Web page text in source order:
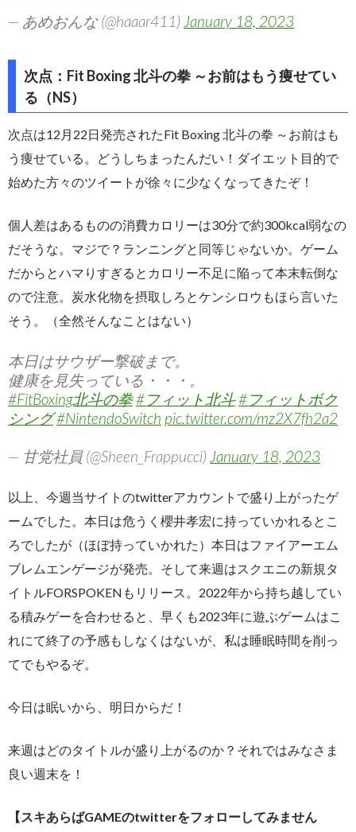
— あめおんな (@haaar411) January 18, 2023
次点：Fit Boxing 北斗の拳 ～お前はもう痩せてい
る（NS）
次点は12月22日発売されたFit Boxing 北斗の拳 ～お前はも
う痩せている。どうしちまったんだい！ダイエット目的で
始めた方々のツイートが徐々に少なくなってきたぞ！
個人差はあるものの消費カロリーは30分で約300kcal弱なの
だそうな。マジで？ランニングと同等じゃないか。ゲーム
だからとハマりすぎるとカロリー不足に陥って本末転倒な
ので注意。炭水化物を摂取しろとケンシロウもほら言いた
そう。（全然そんなことはない）
本日はサウザー撃破まで。
健康を見失っている・・・。
#FitBoxing北斗の拳#フィット北斗#フィットボク
シング#NintendoSwitch pic.twitter.com/mz2X7fh2a2
— 甘党社員 (@Sheen_Frappucci) January 18, 2023
以上、今週当サイトのtwitterアカウントで盛り上がったゲ
ームでした。本日は危うく櫻井孝宏に持っていかれるとこ
ろでしたが（ほぼ持っていかれた）本日はファイアーエム
ブレムエンゲージが発売。そして来週はスクエニの新規タ
イトルFORSPOKENもリリース。2022年から持ち越してい
る積みゲーを合わせると、早くも2023年に遊ぶゲームはこ
れにて終了の予感もしなくはないが、私は睡眠時間を削っ
てでもやるぞ。
今日は眠いから、明日からだ！
来週はどのタイトルが盛り上がるのか？それではみなさま
良い週末を！
【スキあらばGAMEのtwitterをフォローしてみません